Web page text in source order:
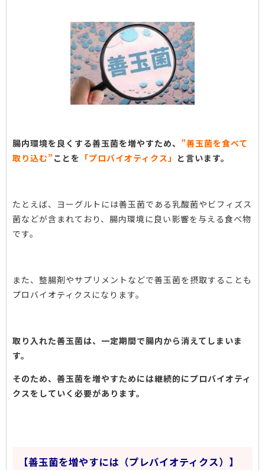
腸内環境を良くする善玉菌を増やすため、 ”善玉菌を食べて
取り込む”ことを 「プロバイオティクス」 と言います。
たとえば、ヨーグルトには善玉菌である乳酸菌やビフィズス
菌などが含まれており、腸内環境に良い影響を与える食べ物
です。
また、整腸剤やサプリメントなどで善玉菌を摂取することも
プロバイオティクスになります。
取り入れた善玉菌は、一定期間で腸内から消えてしまいま
す。
そのため、善玉菌を増やすためには継続的にプロバイオティ
クスをしていく必要があります。
【善玉菌を増やすには（プレバイオティクス）】